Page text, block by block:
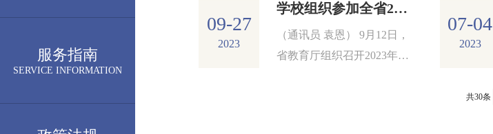
服务指南
SERVICE INFORMATION
09-27
2023
学校组织参加全省2023年高校实...
（通讯员 袁恩） 9月12日，
省教育厅组织召开2023年全
07-04
2023
共30条